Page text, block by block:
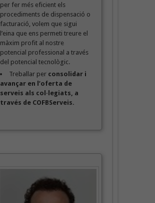
per fer més eficient els
procediments de dispensació o
facturació, volem que sigui
l’eina que ens permeti treure el
màxim profit al nostre
potencial professional a través
del potencial tecnològic.
Treballar per consolidar i
avançar en l’oferta de
serveis als col·legiats, a
través de COFBServeis.